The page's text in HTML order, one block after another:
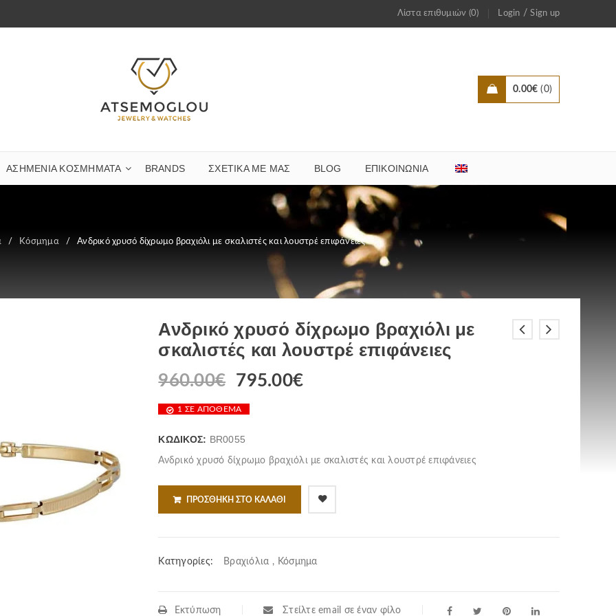
Λίστα επιθυμιών (0) Login /Sign up
0.00€ 0
ΑΣΗΜΈΝΙΑ ΚΟΣΜΉΜΑΤΑ BRANDS ΣΧΕΤΙΚΆ ΜΕ ΜΑΣ BLOG ΕΠΙΚΟΙΝΩΝΊΑ
/ Κόσμημα / Ανδρικό χρυσό δίχρωμο βραχιόλι με σκαλιστές και λουστρέ επιφάνειες
Ανδρικό χρυσό δίχρωμο βραχιόλι με
σκαλιστές και λουστρέ επιφάνειες
960.00€ 795.00€
1 ΣΕ ΑΠΌΘΕΜΑ
ΚΩΔΙΚΌΣ: BR0055
Ανδρικό χρυσό δίχρωμο βραχιόλι με σκαλιστές και λουστρέ επιφάνειες
ΠΡΟΣΘΉΚΗ ΣΤΟ ΚΑΛΆΘΙ
Κατηγορίες: Βραχιόλια , Κόσμημα
Εκτύπωση Στείλτε email σε έναν φίλο